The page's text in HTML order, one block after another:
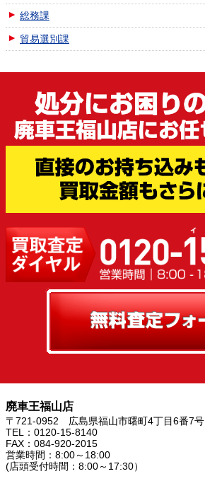
総務課
貿易選別課
廃車王福山店
〒721-0952 広島県福山市曙町4丁目6番7号
TEL：0120-15-8140
FAX：084-920-2015
営業時間：8:00～18:00
(店頭受付時間：8:00～17:30）